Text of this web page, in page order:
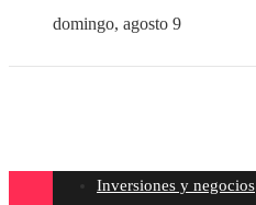
domingo, agosto 9
Inversiones y negocios